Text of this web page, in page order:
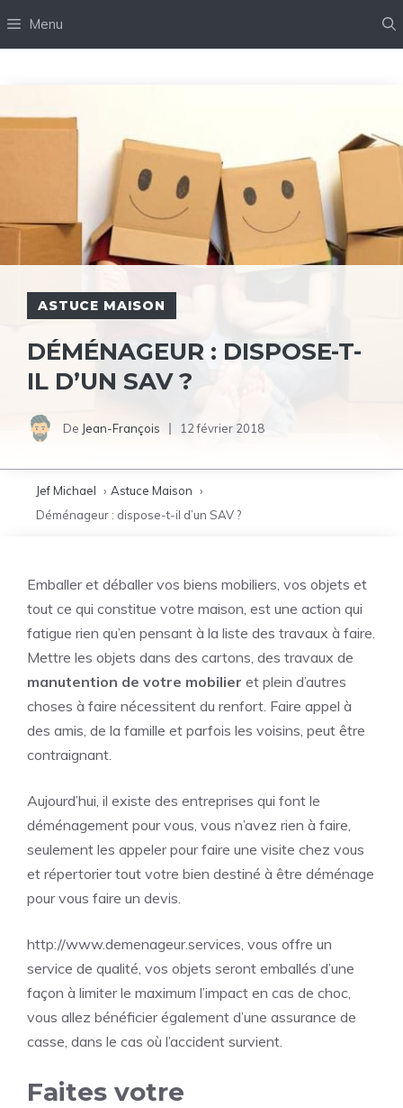
Menu
ASTUCE MAISON
DÉMÉNAGEUR : DISPOSE-T-
IL D’UN SAV ?
De Jean-François 12 février 2018
Jef Michael
Astuce Maison
Déménageur : dispose-t-il d’un SAV ?
Emballer et déballer vos biens mobiliers, vos objets et
tout ce qui constitue votre maison, est une action qui
fatigue rien qu’en pensant à la liste des travaux à faire.
Mettre les objets dans des cartons, des travaux de
manutention de votre mobilier et plein d’autres
choses à faire nécessitent du renfort. Faire appel à
des amis, de la famille et parfois les voisins, peut être
contraignant.
Aujourd’hui, il existe des entreprises qui font le
déménagement pour vous, vous n’avez rien à faire,
seulement les appeler pour faire une visite chez vous
et répertorier tout votre bien destiné à être déménage
pour vous faire un devis.
http://www.demenageur.services, vous offre un
service de qualité, vos objets seront emballés d’une
façon à limiter le maximum l’impact en cas de choc,
vous allez bénéficier également d’une assurance de
casse, dans le cas où l’accident survient.
Faites votre